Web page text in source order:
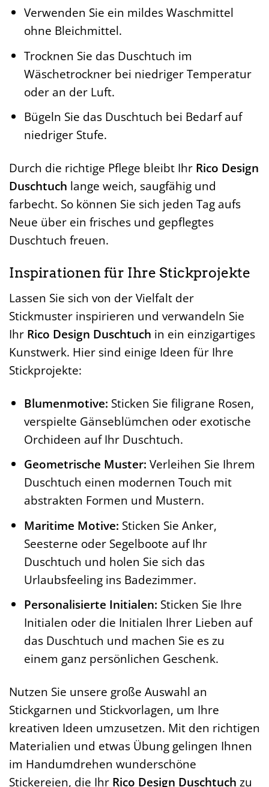
Verwenden Sie ein mildes Waschmittel
ohne Bleichmittel.
Trocknen Sie das Duschtuch im
Wäschetrockner bei niedriger Temperatur
oder an der Luft.
Bügeln Sie das Duschtuch bei Bedarf auf
niedriger Stufe.
Durch die richtige Pflege bleibt Ihr Rico Design
Duschtuch lange weich, saugfähig und
farbecht. So können Sie sich jeden Tag aufs
Neue über ein frisches und gepflegtes
Duschtuch freuen.
Inspirationen für Ihre Stickprojekte
Lassen Sie sich von der Vielfalt der
Stickmuster inspirieren und verwandeln Sie
Ihr Rico Design Duschtuch in ein einzigartiges
Kunstwerk. Hier sind einige Ideen für Ihre
Stickprojekte:
Blumenmotive: Sticken Sie filigrane Rosen,
verspielte Gänseblümchen oder exotische
Orchideen auf Ihr Duschtuch.
Geometrische Muster: Verleihen Sie Ihrem
Duschtuch einen modernen Touch mit
abstrakten Formen und Mustern.
Maritime Motive: Sticken Sie Anker,
Seesterne oder Segelboote auf Ihr
Duschtuch und holen Sie sich das
Urlaubsfeeling ins Badezimmer.
Personalisierte Initialen: Sticken Sie Ihre
Initialen oder die Initialen Ihrer Lieben auf
das Duschtuch und machen Sie es zu
einem ganz persönlichen Geschenk.
Nutzen Sie unsere große Auswahl an
Stickgarnen und Stickvorlagen, um Ihre
kreativen Ideen umzusetzen. Mit den richtigen
Materialien und etwas Übung gelingen Ihnen
im Handumdrehen wunderschöne
Stickereien, die Ihr Rico Design Duschtuch zu